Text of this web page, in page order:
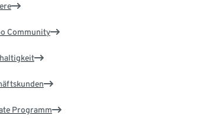
Community
Programm